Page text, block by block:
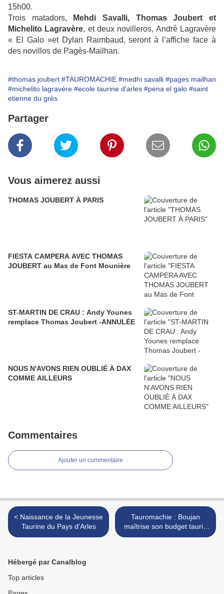
15h00.
Trois matadors,
Mehdi Savalli, Thomas Joubert et
Michelito Lagravère, et deux novilleros, André Lagravère
« El Galo »et Dylan Raimbaud, seront à l’affiche face à
des novillos de Pagès-Mailhan.
#thomas joubert #TAUROMACHIE #medhi savalli #pages mailhan
#michelito lagravère #ecole taurine d'arles #pena el galo #saint
etienne du grès
Partager
Vous aimerez aussi
THOMAS JOUBERT À PARIS
FIESTA CAMPERA AVEC THOMAS
JOUBERT au Mas de Font Mounière
ST-MARTIN DE CRAU : Andy Younes
remplace Thomas Joubert -ANNULÉE
NOUS N'AVONS RIEN OUBLIÉ À DAX
COMME AILLEURS
Commentaires
Ajouter un commentaire
< Naissance de la Jeunesse
Taurine du Pays d'Arles
Tauromachie : Boujan
maîtrise son budget taurin
et s’affirme >
Hébergé par Canalblog
Top articles